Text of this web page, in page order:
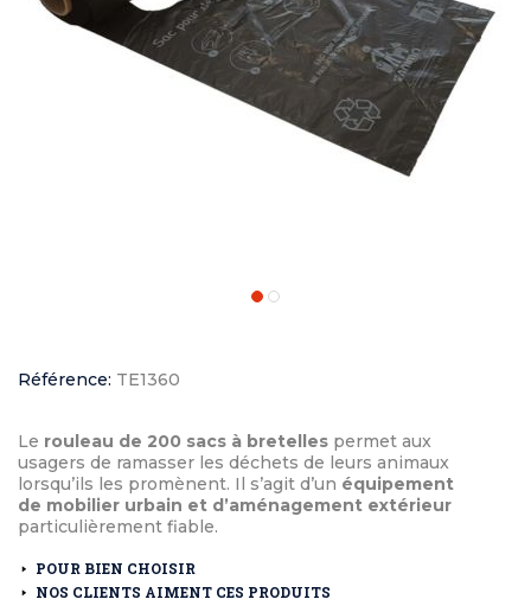
Référence: TE1360
Le rouleau de 200 sacs à bretelles permet aux
usagers de ramasser les déchets de leurs animaux
lorsqu’ils les promènent. Il s’agit d’un équipement
de mobilier urbain et d’aménagement extérieur
particulièrement fiable.
POUR BIEN CHOISIR
NOS CLIENTS AIMENT CES PRODUITS